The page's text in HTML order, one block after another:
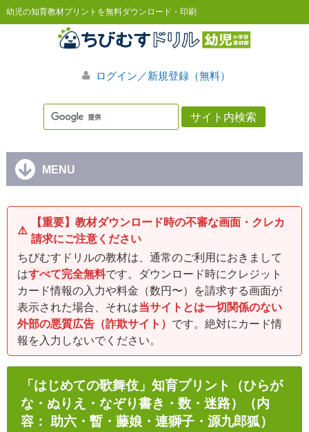
幼児の知育教材プリントを無料ダウンロード・印刷
ログイン／新規登録（無料）
MENU
⚠️
【重要】教材ダウンロード時の不審な画面・クレカ
請求にご注意ください
ちびむすドリルの教材は、通常のご利用におきまして
はすべて完全無料です。ダウンロード時にクレジット
カード情報の入力や料金（数円〜）を請求する画面が
表示された場合、それは当サイトとは一切関係のない
外部の悪質広告（詐欺サイト） です。絶対にカード情
報を入力しないでください。
「はじめての歌舞伎」知育プリント（ひらが
な・ぬりえ・なぞり書き・数・迷路）（内
容： 助六・暫・藤娘・連獅子・源九郎狐）